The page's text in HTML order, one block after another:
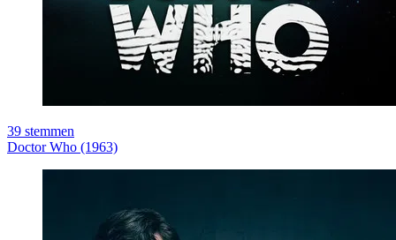
39 stemmen
Doctor Who (1963)